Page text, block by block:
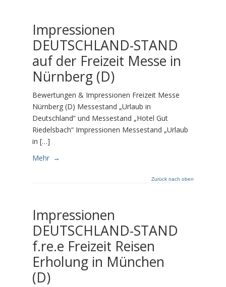
Impressionen
DEUTSCHLAND-STAND
auf der Freizeit Messe in
Nürnberg (D)
Bewertungen & Impressionen Freizeit Messe
Nürnberg (D) Messestand „Urlaub in
Deutschland“ und Messestand „Hotel Gut
Riedelsbach“ Impressionen Messestand „Urlaub
in […]
Mehr →
Zurück nach oben
Impressionen
DEUTSCHLAND-STAND
f.re.e Freizeit Reisen
Erholung in München
(D)